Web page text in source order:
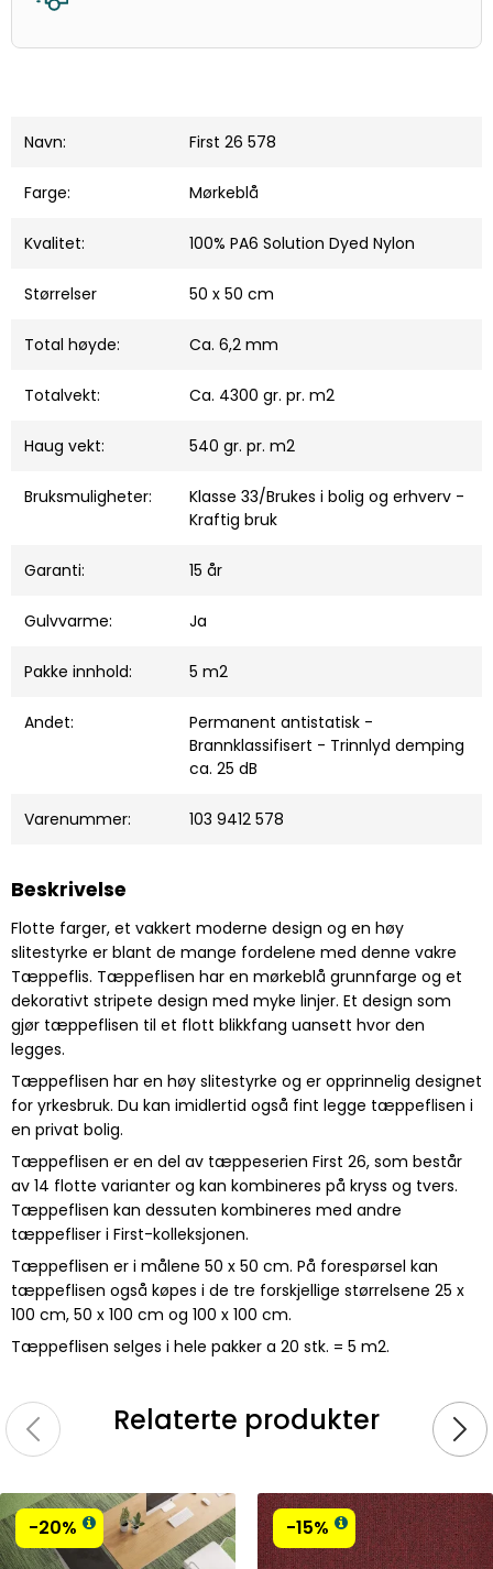
Navn: First 26 578
Farge: Mørkeblå
Kvalitet: 100% PA6 Solution Dyed Nylon
Størrelser 50 x 50 cm
Total høyde: Ca. 6,2 mm
Totalvekt: Ca. 4300 gr. pr. m2
Haug vekt: 540 gr. pr. m2
Bruksmuligheter:
Klasse 33/Brukes i bolig og erhverv -
Kraftig bruk
Garanti: 15 år
Gulvvarme: Ja
Pakke innhold: 5 m2
Andet:
Permanent antistatisk -
Brannklassifisert - Trinnlyd demping
ca. 25 dB
Varenummer: 103 9412 578
Beskrivelse
Flotte farger, et vakkert moderne design og en høy
slitestyrke er blant de mange fordelene med denne vakre
Tæppeflis. Tæppeflisen har en mørkeblå grunnfarge og et
dekorativt stripete design med myke linjer. Et design som
gjør tæppeflisen til et flott blikkfang uansett hvor den
legges.
Tæppeflisen har en høy slitestyrke og er opprinnelig designet
for yrkesbruk. Du kan imidlertid også fint legge tæppeflisen i
en privat bolig.
Tæppeflisen er en del av tæppeserien First 26, som består
av 14 flotte varianter og kan kombineres på kryss og tvers.
Tæppeflisen kan dessuten kombineres med andre
tæppefliser i First-kolleksjonen.
Tæppeflisen er i målene 50 x 50 cm. På forespørsel kan
tæppeflisen også køpes i de tre forskjellige størrelsene 25 x
100 cm, 50 x 100 cm og 100 x 100 cm.
Tæppeflisen selges i hele pakker a 20 stk. = 5 m2.
Relaterte produkter
-20% -15%